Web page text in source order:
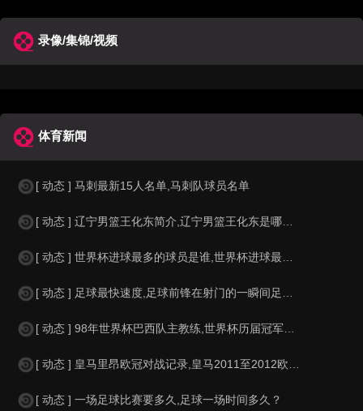
录像/集锦/视频
体育新闻
[ 动态 ] 马刺最新15人名单,马刺队球员名单
[ 动态 ] 辽宁男篮王化东简介,辽宁男篮王化东是哪里人？
[ 动态 ] 世界杯进球最多的球员是谁,世界杯进球最多的球员是谁？
[ 动态 ] 足球最快速度,足球前锋在射门的一瞬间足球的速度有多快？？
[ 动态 ] 98年世界杯巴西队主教练,世界杯历届冠军球队教练
[ 动态 ] 皇马里昂欧冠对战记录,皇马2011至2012欧冠赛程&nbs
[ 动态 ] 一场足球比赛要多久,足球一场时间多久？